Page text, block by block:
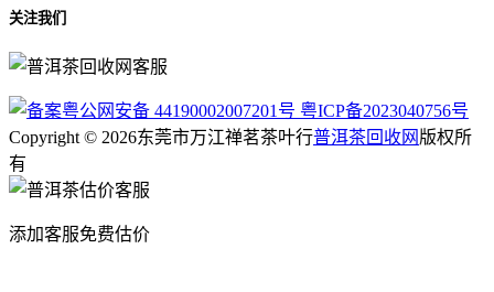
关注我们
粤公网安备 44190002007201号 粤ICP备2023040756号
Copyright © 2026东莞市万江禅茗茶叶行普洱茶回收网 版权所
有
添加客服免费估价